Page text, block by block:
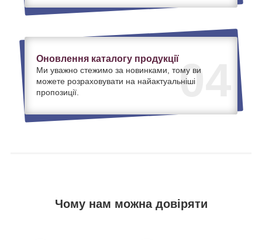
04
Оновлення каталогу продукції
Ми уважно стежимо за новинками, тому ви
можете розраховувати на найактуальніші
пропозиції.
Чому нам можна довіряти